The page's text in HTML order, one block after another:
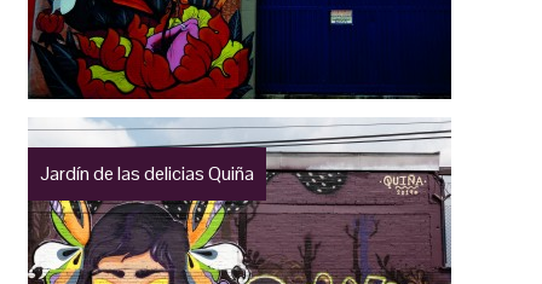
Jardín de las delicias Quiña